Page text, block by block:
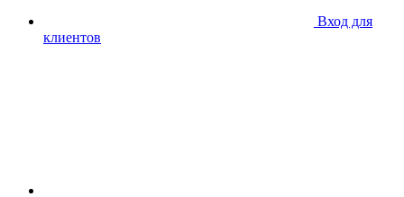
Вход для
клиентов